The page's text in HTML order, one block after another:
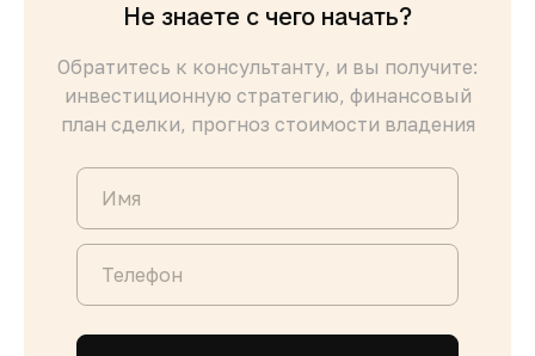
Не знаете с чего начать?
Обратитесь к консультанту, и вы получите:
инвестиционную стратегию, финансовый
план сделки, прогноз стоимости владения